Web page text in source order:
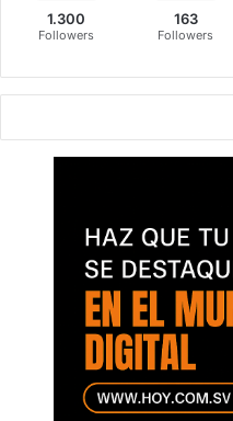
1.300
Followers
163
Followers